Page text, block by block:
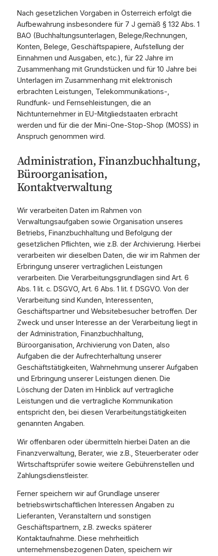
Nach gesetzlichen Vorgaben in Österreich erfolgt die
Aufbewahrung insbesondere für 7 J gemäß § 132 Abs. 1
BAO (Buchhaltungsunterlagen, Belege/Rechnungen,
Konten, Belege, Geschäftspapiere, Aufstellung der
Einnahmen und Ausgaben, etc.), für 22 Jahre im
Zusammenhang mit Grundstücken und für 10 Jahre bei
Unterlagen im Zusammenhang mit elektronisch
erbrachten Leistungen, Telekommunikations-,
Rundfunk- und Fernsehleistungen, die an
Nichtunternehmer in EU-Mitgliedstaaten erbracht
werden und für die der Mini-One-Stop-Shop (MOSS) in
Anspruch genommen wird.
Administration, Finanzbuchhaltung,
Büroorganisation,
Kontaktverwaltung
Wir verarbeiten Daten im Rahmen von
Verwaltungsaufgaben sowie Organisation unseres
Betriebs, Finanzbuchhaltung und Befolgung der
gesetzlichen Pflichten, wie z.B. der Archivierung. Hierbei
verarbeiten wir dieselben Daten, die wir im Rahmen der
Erbringung unserer vertraglichen Leistungen
verarbeiten. Die Verarbeitungsgrundlagen sind Art. 6
Abs. 1 lit. c. DSGVO, Art. 6 Abs. 1 lit. f. DSGVO. Von der
Verarbeitung sind Kunden, Interessenten,
Geschäftspartner und Websitebesucher betroffen. Der
Zweck und unser Interesse an der Verarbeitung liegt in
der Administration, Finanzbuchhaltung,
Büroorganisation, Archivierung von Daten, also
Aufgaben die der Aufrechterhaltung unserer
Geschäftstätigkeiten, Wahrnehmung unserer Aufgaben
und Erbringung unserer Leistungen dienen. Die
Löschung der Daten im Hinblick auf vertragliche
Leistungen und die vertragliche Kommunikation
entspricht den, bei diesen Verarbeitungstätigkeiten
genannten Angaben.
Wir offenbaren oder übermitteln hierbei Daten an die
Finanzverwaltung, Berater, wie z.B., Steuerberater oder
Wirtschaftsprüfer sowie weitere Gebührenstellen und
Zahlungsdienstleister.
Ferner speichern wir auf Grundlage unserer
betriebswirtschaftlichen Interessen Angaben zu
Lieferanten, Veranstaltern und sonstigen
Geschäftspartnern, z.B. zwecks späterer
Kontaktaufnahme. Diese mehrheitlich
unternehmensbezogenen Daten, speichern wir